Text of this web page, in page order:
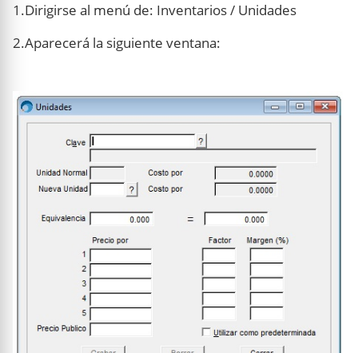
1.Dirigirse al menú de: Inventarios / Unidades
2.Aparecerá la siguiente ventana: